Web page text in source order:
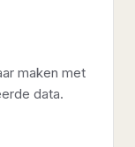
maken met
data.